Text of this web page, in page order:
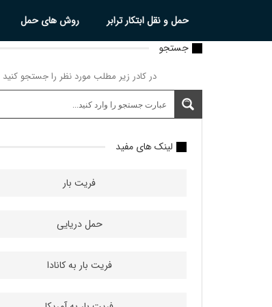
حمل و نقل ابتکار ترابر روش های حمل
جستجو
در کادر زیر مطلب مورد نظر را جستجو کنید
لینک های مفید
فریت بار
حمل دریایی
فریت بار به کانادا